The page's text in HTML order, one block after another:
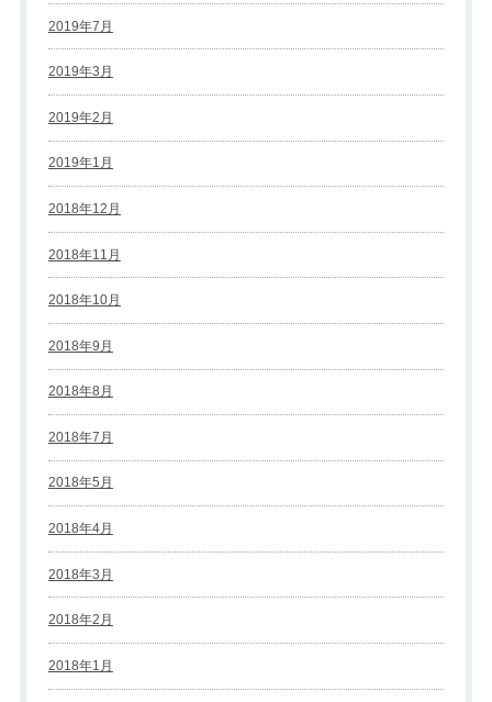
2019年7月
2019年3月
2019年2月
2019年1月
2018年12月
2018年11月
2018年10月
2018年9月
2018年8月
2018年7月
2018年5月
2018年4月
2018年3月
2018年2月
2018年1月